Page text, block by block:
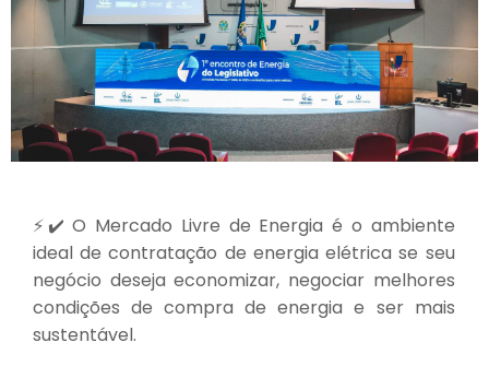
⚡✔️ O Mercado Livre de Energia é o ambiente
ideal de contratação de energia elétrica se seu
negócio deseja economizar, negociar melhores
condições de compra de energia e ser mais
sustentável.